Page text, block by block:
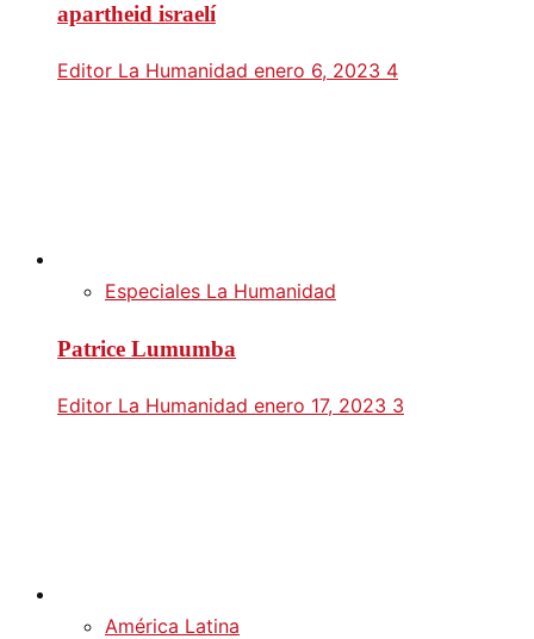
apartheid israelí
Editor La Humanidad enero 6, 2023 4
Especiales La Humanidad
Patrice Lumumba
Editor La Humanidad enero 17, 2023 3
América Latina